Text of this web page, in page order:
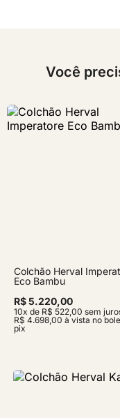
Você
Colchão Herval
Eco Bambu
R$ 5.220,00
10x de R$ 522,00 sem
R$ 4.698,00 à vista no
pix